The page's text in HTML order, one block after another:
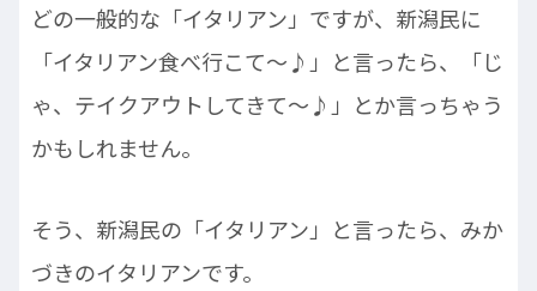
どの一般的な「イタリアン」ですが、新潟民に
「イタリアン食べ行こて～♪」と言ったら、「じ
ゃ、テイクアウトしてきて～♪」とか言っちゃう
かもしれません。
そう、新潟民の「イタリアン」と言ったら、みか
づきのイタリアンです。